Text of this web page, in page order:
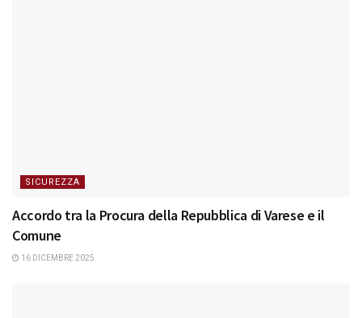
SICUREZZA
Accordo tra la Procura della Repubblica di Varese e il
Comune
16 DICEMBRE 2025